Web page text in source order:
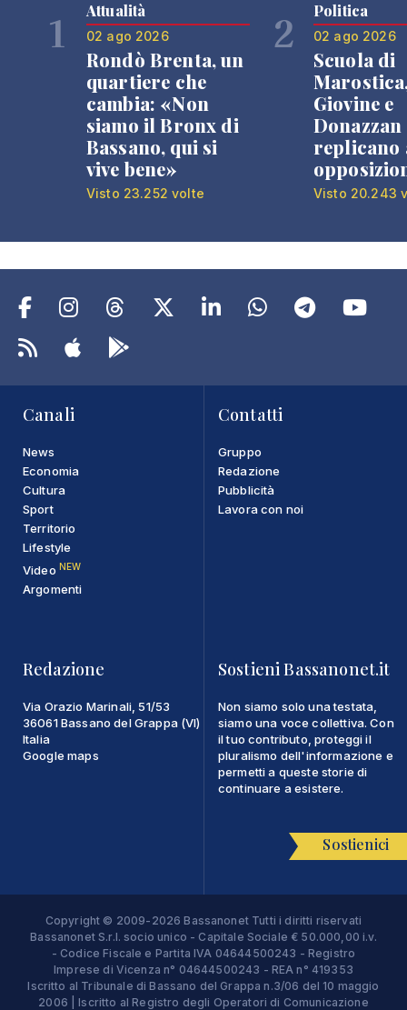
1 Attualità
02 ago 2026
Rondò Brenta, un
quartiere che
cambia: «Non
siamo il Bronx di
Bassano, qui si
vive bene»
Visto 23.252 volte
2 Politica
02 ago 2026
Scuola di
Giovine e
Donazzan
replicano
Visto 20.243
Canali
News
Economia
Cultura
Sport
Territorio
Lifestyle
Video NEW
Argomenti
Contatti
Gruppo
Redazione
Pubblicità
Lavora con noi
Redazione
Via Orazio Marinali, 51/53
36061 Bassano del Grappa (VI)
Italia
Google maps
Sostieni Bassanonet.it
Non siamo solo una testata,
siamo una voce collettiva. Con
il tuo contributo, proteggi il
pluralismo dell'informazione e
permetti a queste storie di
continuare a esistere.
Sostienici
Copyright © 2009-2026 Bassanonet Tutti i diritti riservati
Bassanonet S.r.l. socio unico - Capitale Sociale € 50.000,00 i.v.
- Codice Fiscale e Partita IVA 04644500243 - Registro
Imprese di Vicenza n° 04644500243 - REA n° 419353
Iscritto al Tribunale di Bassano del Grappa n.3/06 del 10 maggio
2006 | Iscritto al Registro degli Operatori di Comunicazione